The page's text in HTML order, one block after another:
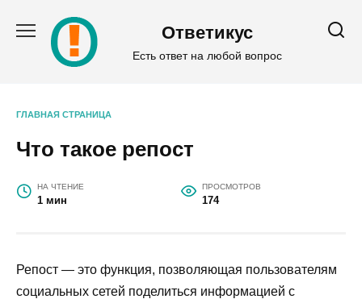
содержанию
Ответикус
Есть ответ на любой вопрос
ГЛАВНАЯ СТРАНИЦА
Что такое репост
НА ЧТЕНИЕ
1 мин
ПРОСМОТРОВ
174
Репост — это функция, позволяющая пользователям
социальных сетей поделиться информацией с